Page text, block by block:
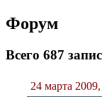
Форум
Всего 687
24 марта